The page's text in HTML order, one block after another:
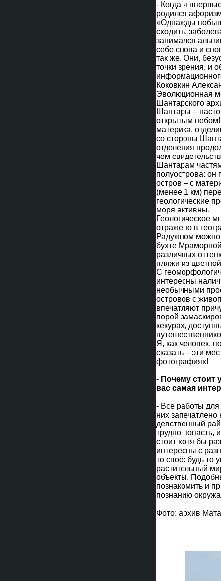
- Когда я
родился
«Однажды
сходить,
занимался
себе снова и
так же. Они,
точки зрения, и
Коковкин
Эволюционная
Шантарского
Шантары –
открытым небом!
материка,
со стороны
отделения
чем
Шантарам
полуострова: он
остров – с
(менее 1 км)
геологические
моря активны.
Геологическое
отражено в
Радужном
бухте
различных
пляжи из
С
интересны
необычными
островов с
впечатляют
порой
кекурах,
Я, как человек,
сказать – эти
фотографиях!
- Почему стоит
вас самая
- Все работы
них
девственный
трудно попасть,
стоит хотя бы
интересны с
то своё: будь то
растительный
объекты.
познакомить и
познанию
Фото: архив